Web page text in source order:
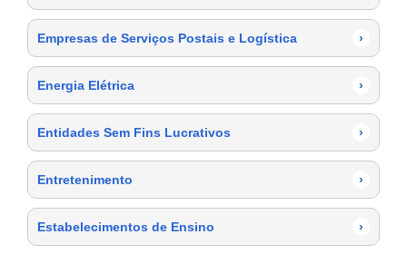
Empresas de Serviços Postais e Logística ›
Energia Elétrica ›
Entidades Sem Fins Lucrativos ›
Entretenimento ›
Estabelecimentos de Ensino ›